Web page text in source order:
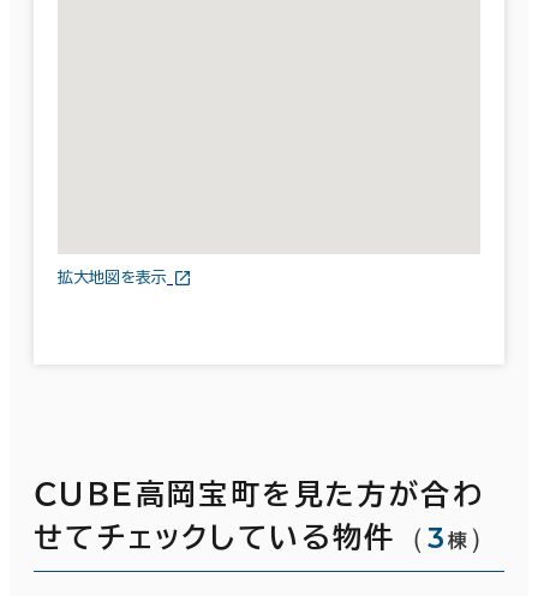
拡大地図を表示
ＣＵＢＥ高岡宝町を見た方が合わ
せてチェックしている物件
（3 棟 ）